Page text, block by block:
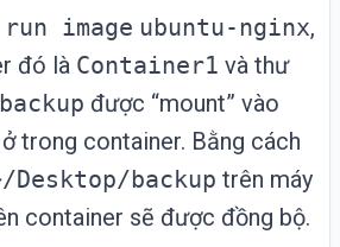
run image ubuntu-nginx,
đó là Container1 và thư
được “mount” vào
ở trong container. Bằng cách
Desktop/backup trên máy
container sẽ được đồng bộ.